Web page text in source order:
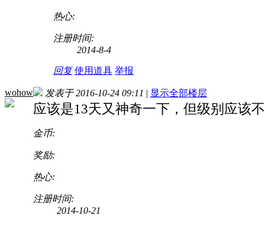
热心:
注册时间:
2014-8-4
回复 使用道具 举报
wohow 发表于 2016-10-24 09:11 | 显示全部楼层
应该是13天又神奇一下，但级别应该
金币:
奖励:
热心:
注册时间:
2014-10-21